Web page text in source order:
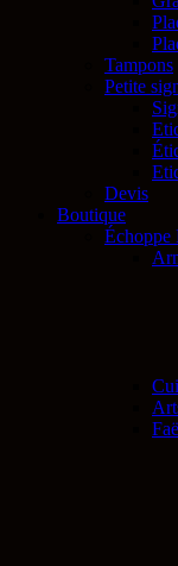
Tampons
Petite
Devis
Boutique
Échoppe